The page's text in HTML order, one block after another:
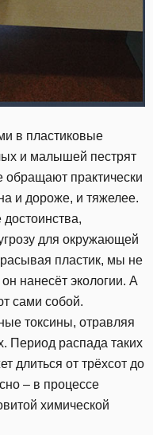
в пластиковые
и малышей пестрят
практически
и дороже, и тяжелее.
для окружающей
пластик, мы не
нанесёт экологии. А
сами собой.
токсины, отравляя
Период распада таких
длиться от трёхсот до
– в процессе
химической